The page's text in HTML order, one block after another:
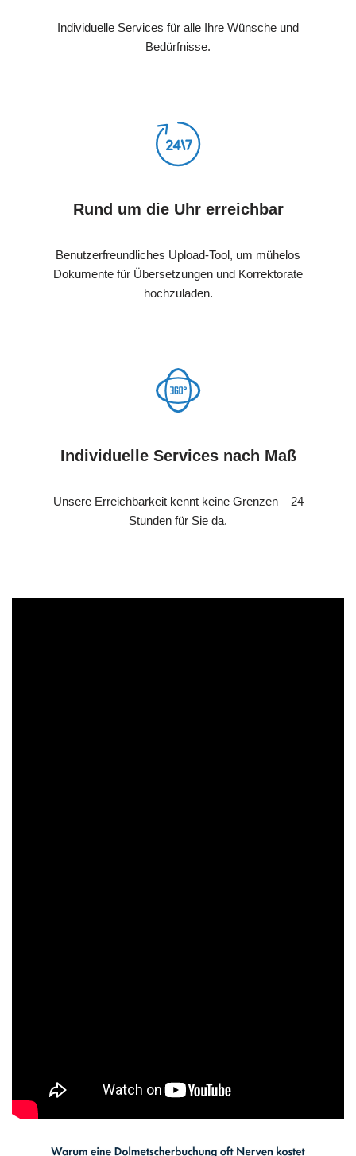
Individuelle Services für alle Ihre Wünsche und
Bedürfnisse.
Rund um die Uhr erreichbar
Benutzerfreundliches Upload-Tool, um mühelos
Dokumente für Übersetzungen und Korrektorate
hochzuladen.
Individuelle Services nach Maß
Unsere Erreichbarkeit kennt keine Grenzen – 24
Stunden für Sie da.